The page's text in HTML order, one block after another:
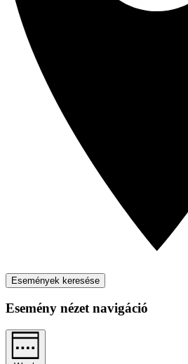
Események keresése
Esemény nézet navigáció